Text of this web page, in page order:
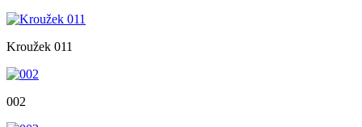
Kroužek 011
002